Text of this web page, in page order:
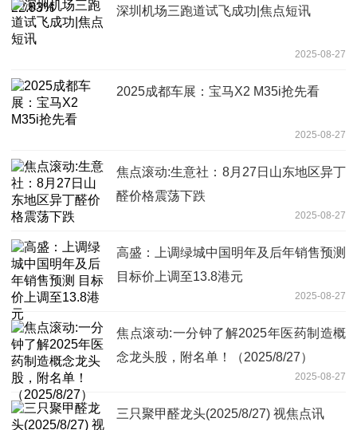
深圳机场三跑道试飞成功|焦点短讯
2025-08-27
2025成都车展：宝马X2 M35i抢先看
2025-08-27
焦点滚动:生意社：8月27日山东地区异丁
醛价格震荡下跌
2025-08-27
高盛：上调绿城中国明年及后年销售预测
目标价上调至13.8港元
2025-08-27
焦点滚动:一分钟了解2025年医药制造概
念龙头股，附名单！（2025/8/27）
2025-08-27
三只聚甲醛龙头(2025/8/27) 视焦点讯